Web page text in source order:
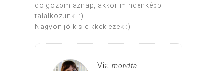
dolgozom aznap, akkor mindenképp
találkozunk! :)
Nagyon jó kis cikkek ezek :)
Via mondta